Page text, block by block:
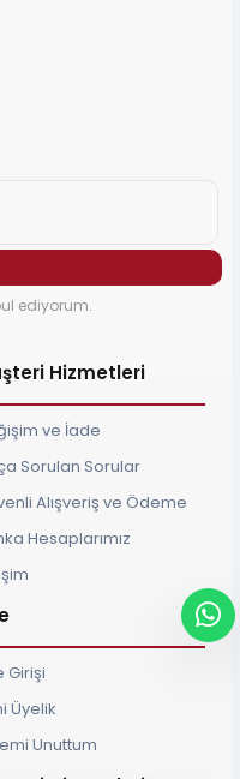
ediyorum.
Hizmetleri
ve İade
Sorulan Sorular
Alışveriş ve Ödeme
Hesaplarımız
Girişi
Üyelik
Unuttum